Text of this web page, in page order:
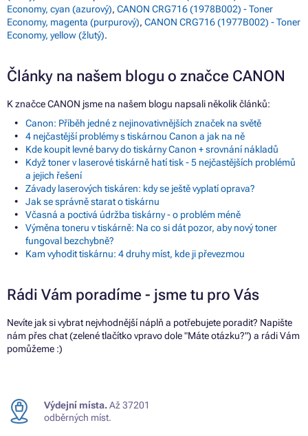
Economy, cyan (azurový), CANON CRG716 (1978B002) - Toner
Economy, magenta (purpurový), CANON CRG716 (1977B002) - Toner
Economy, yellow (žlutý).
Články na našem blogu o značce CANON
K značce CANON jsme na našem blogu napsali několik článků:
Canon: Příběh jedné z nejinovativnějších značek na světě
4 nejčastější problémy s tiskárnou Canon a jak na ně
Kde koupit levné barvy do tiskárny Canon + srovnání nákladů
Když toner v laserové tiskárně hatí tisk - 5 nejčastějších problémů
a jejich řešení
Závady laserových tiskáren: kdy se ještě vyplatí oprava?
Jak se správně starat o tiskárnu
Včasná a poctivá údržba tiskárny - o problém méně
Výměna toneru v tiskárně: Na co si dát pozor, aby nový toner
fungoval bezchybně?
Kam vyhodit tiskárnu: 4 druhy míst, kde ji převezmou
Rádi Vám poradíme - jsme tu pro Vás
Nevíte jak si vybrat nejvhodnější náplň a potřebujete poradit? Napište
nám přes chat (zelené tlačítko vpravo dole "Máte otázku?") a rádi Vám
pomůžeme :)
Výdejní místa.Až 37201
odběrných míst.